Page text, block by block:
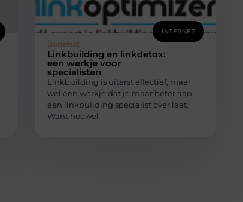
INTERNET
Bonefast
Linkbuilding en linkdetox:
een werkje voor
specialisten
Linkbuilding is uiterst effectief, maar
wel een werkje dat je maar beter aan
een linkbuilding specialist over laat.
Want hoewel